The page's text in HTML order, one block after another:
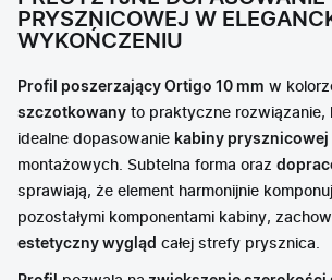
PRYSZNICOWEJ W
WYKOŃCZENIU
Profil poszerzający Ortigo 10 mm w
szczotkowany to praktyczne rozwiązanie,
idealne dopasowanie kabiny prysznicowej
montażowych. Subtelna forma oraz
sprawiają, że element harmonijnie
pozostałymi komponentami kabiny,
estetyczny wygląd całej strefy prysznica.